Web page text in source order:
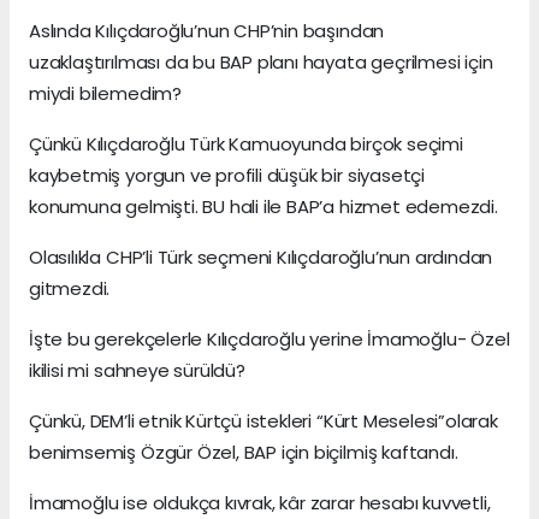
Aslında Kılıçdaroğlu’nun CHP’nin başından
uzaklaştırılması da bu BAP planı hayata geçrilmesi için
miydi bilemedim?
Çünkü Kılıçdaroğlu Türk Kamuoyunda birçok seçimi
kaybetmiş yorgun ve profili düşük bir siyasetçi
konumuna gelmişti. BU hali ile BAP’a hizmet edemezdi.
Olasılıkla CHP’li Türk seçmeni Kılıçdaroğlu’nun ardından
gitmezdi.
İşte bu gerekçelerle Kılıçdaroğlu yerine İmamoğlu- Özel
ikilisi mi sahneye sürüldü?
Çünkü, DEM’li etnik Kürtçü istekleri “Kürt Meselesi”olarak
benimsemiş Özgür Özel, BAP için biçilmiş kaftandı.
İmamoğlu ise oldukça kıvrak, kâr zarar hesabı kuvvetli,